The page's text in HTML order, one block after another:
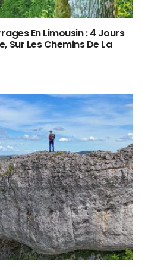
En Limousin : 4 Jours
Sur Les Chemins De La